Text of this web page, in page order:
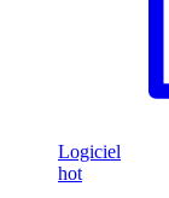
Logiciel
hot